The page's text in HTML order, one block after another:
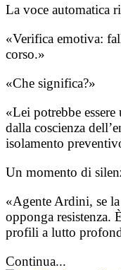
La voce automatica
«Verifica emotiva:
corso.»
«Che significa?»
«Lei potrebbe
dalla coscienza
isolamento
Un momento di
«Agente Ardini, se
opponga resistenza.
profili a lutto
Continua...